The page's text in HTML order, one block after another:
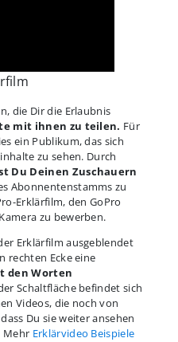
die Dir die Erlaubnis
mit ihnen zu teilen. Für
ein Publikum, das sich
zu sehen. Durch
Du Deinen Zuschauern
Abonnentenstamms zu
Erklärfilm, den GoPro
zu bewerben.
Erklärfilm ausgeblendet
rechten Ecke eine
den Worten
Schaltfläche befindet sich
Videos, die noch von
Du sie weiter ansehen
Mehr Erklärvideo Beispiele